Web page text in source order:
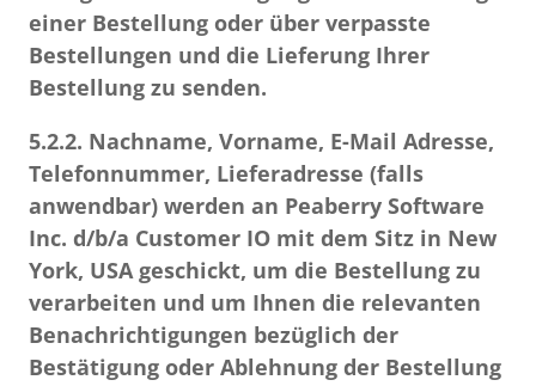
einer Bestellung oder über verpasste
Bestellungen und die Lieferung Ihrer
Bestellung zu senden.
5.2.2. Nachname, Vorname, E-Mail Adresse,
Telefonnummer, Lieferadresse (falls
anwendbar) werden an Peaberry Software
Inc. d/b/a Customer IO mit dem Sitz in New
York, USA geschickt, um die Bestellung zu
verarbeiten und um Ihnen die relevanten
Benachrichtigungen bezüglich der
Bestätigung oder Ablehnung der Bestellung